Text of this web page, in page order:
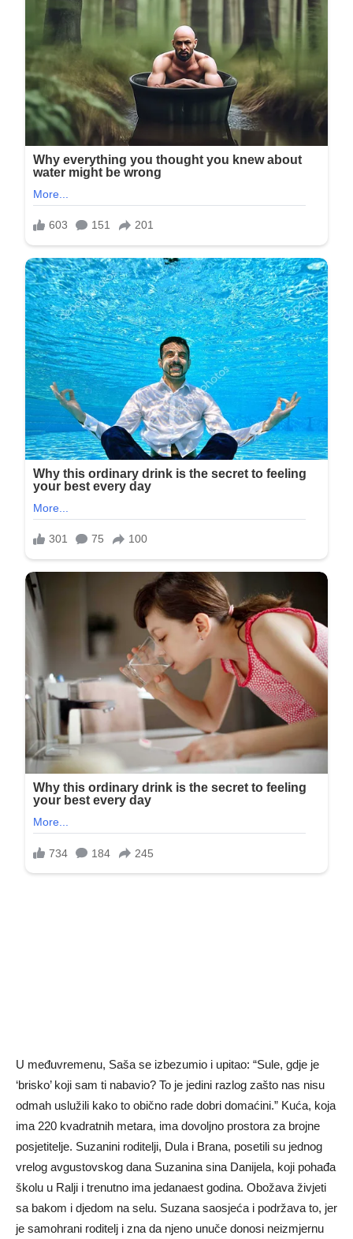
U međuvremenu, Saša se izbezumio i upitao: “Sule, gdje je
‘brisko’ koji sam ti nabavio? To je jedini razlog zašto nas nisu
odmah uslužili kako to obično rade dobri domaćini.” Kuća, koja
ima 220 kvadratnih metara, ima dovoljno prostora za brojne
posjetitelje. Suzanini roditelji, Dula i Brana, posetili su jednog
vrelog avgustovskog dana Suzanina sina Danijela, koji pohađa
školu u Ralji i trenutno ima jedanaest godina. Obožava živjeti
sa bakom i djedom na selu. Suzana saosjeća i podržava to, jer
je samohrani roditelj i zna da njeno unuče donosi neizmjernu